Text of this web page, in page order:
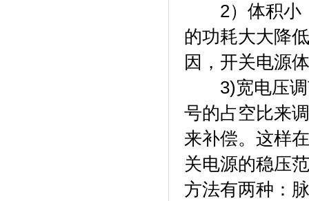
2）体积小，
的功耗大大降
因，开关电源
3)宽电压调
号的占空比来
来补偿。这样
关电源的稳压
方法有两种：